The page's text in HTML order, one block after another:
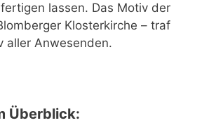
lassen. Das Motiv der
Klosterkirche – traf
aller Anwesenden.
Überblick: